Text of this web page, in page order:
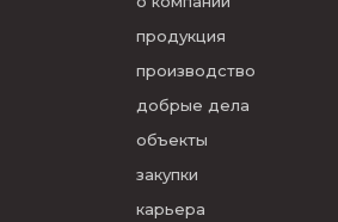
продукция
производство
добрые дела
объекты
закупки
карьера